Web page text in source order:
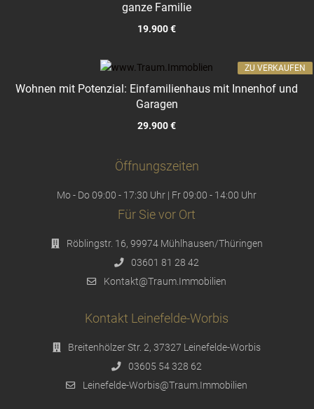
ganze Familie
19.900 €
Wohnen mit Potenzial: Einfamilienhaus mit Innenhof und
Garagen
29.900 €
ZU VERKAUFEN
Öffnungszeiten
Mo - Do 09:00 - 17:30 Uhr | Fr 09:00 - 14:00 Uhr
Für Sie vor Ort
Röblingstr. 16, 99974 Mühlhausen/Thüringen
03601 81 28 42
Kontakt@Traum.Immobilien
Kontakt Leinefelde-Worbis
Breitenhölzer Str. 2, 37327 Leinefelde-Worbis
03605 54 328 62
Leinefelde-Worbis@Traum.Immobilien